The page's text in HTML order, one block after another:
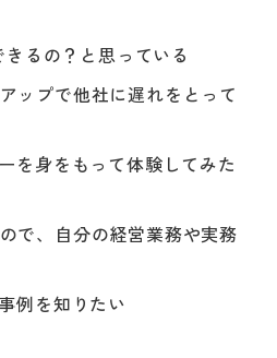
るの？と思っている
ップで他社に遅れをとって
を身をもって体験してみた
で、自分の経営業務や実務
例を知りたい